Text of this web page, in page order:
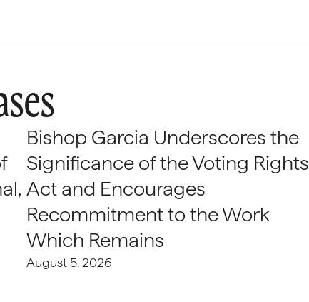
Bishop Garcia Underscores the
Significance of the Voting Rights
Act and Encourages
Recommitment to the Work
Which Remains
August 5, 2026